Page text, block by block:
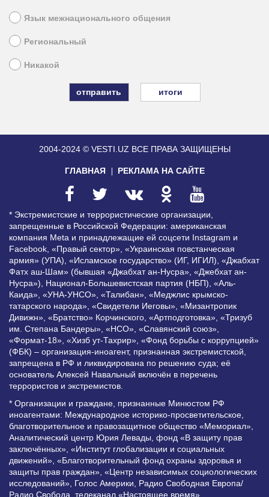
Язык межнационального общения
Региональный
Никакой
итоги
2004-2024 © VESTI.UZ ВСЕ ПРАВА ЗАЩИЩЕНЫ
ГЛАВНАЯ РЕКЛАМА НА САЙТЕ
* Экстремистские и террористические организации,
запрещенные в Российской Федерации: американская
компания Meta и принадлежащие ей соцсети Instagram и
Facebook, «Правый сектор», «Украинская повстанческая
армия» (УПА), «Исламское государство» (ИГ, ИГИЛ), «Джабхат
Фатх аш-Шам» (бывшая «Джабхат ан-Нусра», «Джебхат ан-
Нусра»), Национал-Большевистская партия (НБП), «Аль-
Каида», «УНА-УНСО», «Талибан», «Меджлис крымско-
татарского народа», «Свидетели Иеговы», «Мизантропик
Дивижн», «Братство» Корчинского, «Артподготовка», «Тризуб
им. Степана Бандеры», «НСО», «Славянский союз»,
«Формат-18», «Хизб ут-Тахрир», «Фонд борьбы с коррупцией»
(ФБК) – организация-иноагент, признанная экстремистской,
запрещена в РФ и ликвидирована по решению суда; её
основатель Алексей Навальный включён в перечень
террористов и экстремистов.
* Организации и граждане, признанные Минюстом РФ
иноагентами: Международное историко-просветительское,
благотворительное и правозащитное общество «Мемориал»,
Аналитический центр Юрия Левады, фонд «В защиту прав
заключённых», «Институт глобализации и социальных
движений», «Благотворительный фонд охраны здоровья и
защиты прав граждан», «Центр независимых социологических
исследований», Голос Америки, Радио Свободная Европа/
Радио Свобода, телеканал «Настоящее время»,